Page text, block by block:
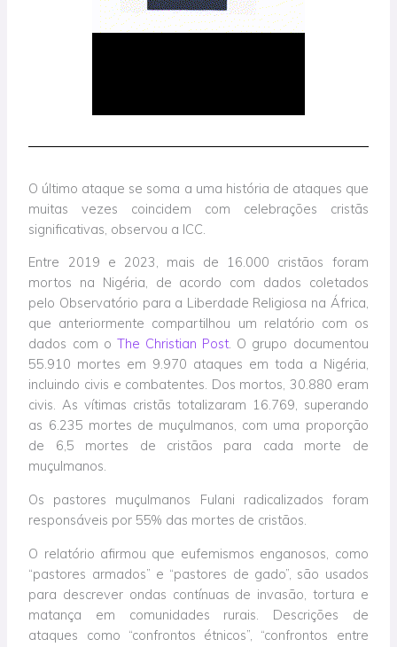
O último ataque se soma a uma história de ataques que
muitas vezes coincidem com celebrações cristãs
significativas, observou a ICC.
Entre 2019 e 2023, mais de 16.000 cristãos foram
mortos na Nigéria, de acordo com dados coletados
pelo Observatório para a Liberdade Religiosa na África,
que anteriormente compartilhou um relatório com os
dados com o The Christian Post. O grupo documentou
55.910 mortes em 9.970 ataques em toda a Nigéria,
incluindo civis e combatentes. Dos mortos, 30.880 eram
civis. As vítimas cristãs totalizaram 16.769, superando
as 6.235 mortes de muçulmanos, com uma proporção
de 6,5 mortes de cristãos para cada morte de
muçulmanos.
Os pastores muçulmanos Fulani radicalizados foram
responsáveis por 55% das mortes de cristãos.
O relatório afirmou que eufemismos enganosos, como
“pastores armados” e “pastores de gado”, são usados
para descrever ondas contínuas de invasão, tortura e
matança em comunidades rurais. Descrições de
ataques como “confrontos étnicos”, “confrontos entre